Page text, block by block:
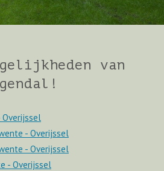
van
Overijssel
- Overijssel
- Overijssel
- Overijssel